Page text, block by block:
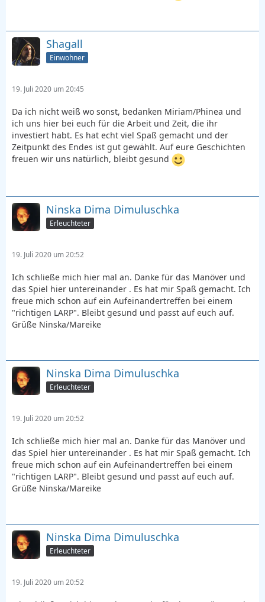
Shagall
Einwohner
19. Juli 2020 um 20:45
Da ich nicht weiß wo sonst, bedanken Miriam/Phinea und
ich uns hier bei euch für die Arbeit und Zeit, die ihr
investiert habt. Es hat echt viel Spaß gemacht und der
Zeitpunkt des Endes ist gut gewählt. Auf eure Geschichten
freuen wir uns natürlich, bleibt gesund
Ninska Dima Dimuluschka
Erleuchteter
19. Juli 2020 um 20:52
Ich schließe mich hier mal an. Danke für das Manöver und
das Spiel hier untereinander . Es hat mir Spaß gemacht. Ich
freue mich schon auf ein Aufeinandertreffen bei einem
"richtigen LARP". Bleibt gesund und passt auf euch auf.
Grüße Ninska/Mareike
Ninska Dima Dimuluschka
Erleuchteter
19. Juli 2020 um 20:52
Ich schließe mich hier mal an. Danke für das Manöver und
das Spiel hier untereinander . Es hat mir Spaß gemacht. Ich
freue mich schon auf ein Aufeinandertreffen bei einem
"richtigen LARP". Bleibt gesund und passt auf euch auf.
Grüße Ninska/Mareike
Ninska Dima Dimuluschka
Erleuchteter
19. Juli 2020 um 20:52